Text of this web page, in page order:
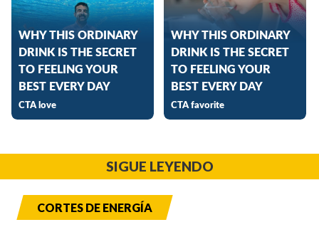
SIGUE LEYENDO
CORTES DE ENERGÍA